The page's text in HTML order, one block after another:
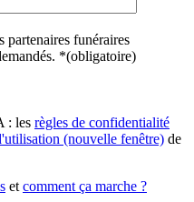
partenaires funéraires
*(obligatoire)
: les règles de confidentialité
(nouvelle fenêtre) de
et comment ça marche ?